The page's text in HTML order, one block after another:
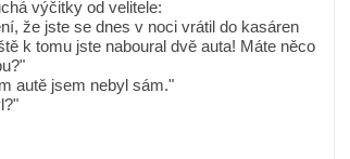
výčitky od velitele:
že jste se dnes v noci vrátil do kasáren
k tomu jste naboural dvě auta! Máte něco
autě jsem nebyl sám."